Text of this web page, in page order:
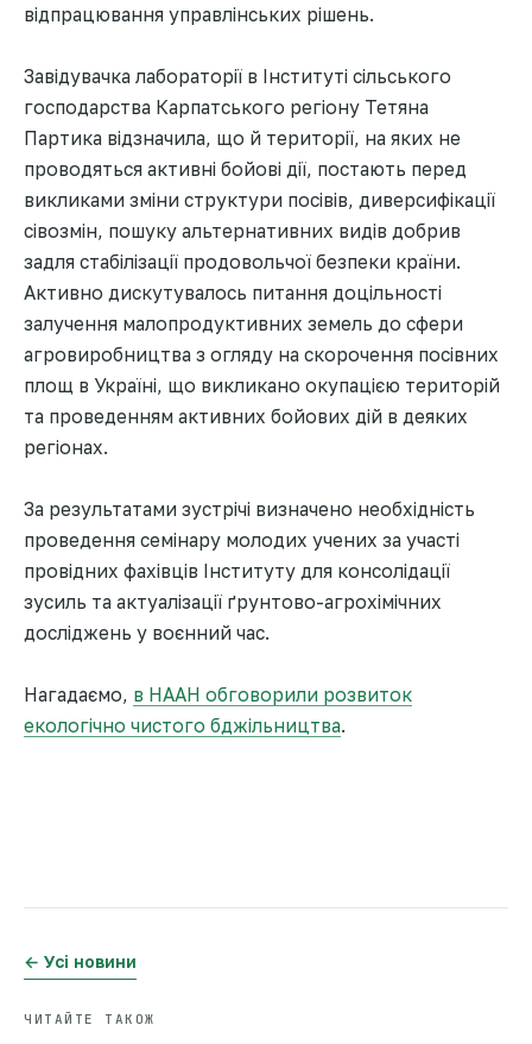
відпрацювання управлінських рішень.
Завідувачка лабораторії в Інституті сільського
господарства Карпатського регіону Тетяна
Партика відзначила, що й території, на яких не
проводяться активні бойові дії, постають перед
викликами зміни структури посівів, диверсифікації
сівозмін, пошуку альтернативних видів добрив
задля стабілізації продовольчої безпеки країни.
Активно дискутувалось питання доцільності
залучення малопродуктивних земель до сфери
агровиробництва з огляду на скорочення посівних
площ в Україні, що викликано окупацією територій
та проведенням активних бойових дій в деяких
регіонах.
За результатами зустрічі визначено необхідність
проведення семінару молодих учених за участі
провідних фахівців Інституту для консолідації
зусиль та актуалізації ґрунтово-агрохімічних
досліджень у воєнний час.
Нагадаємо, в НААН обговорили розвиток
екологічно чистого бджільництва.
← Усі новини
ЧИТАЙТЕ ТАКОЖ